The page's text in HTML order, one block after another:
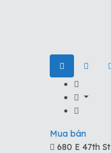
Mua bán
680 E 47th St